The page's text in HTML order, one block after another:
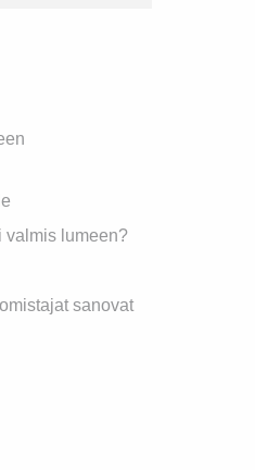
valmis lumeen?
sanovat